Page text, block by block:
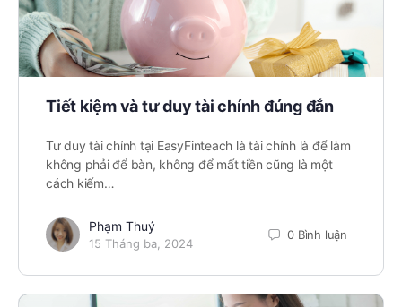
Tiết kiệm và tư duy tài chính đúng đắn
Tư duy tài chính tại EasyFinteach là tài chính là để làm
không phải để bàn, không để mất tiền cũng là một
cách kiếm…
Phạm Thuý
15 Tháng ba, 2024
0 Bình luận